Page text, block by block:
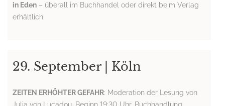
in Eden – überall im Buchhandel oder direkt beim Verlag
erhältlich.
29. September | Köln
ZEITEN ERHÖHTER GEFAHR: Moderation der Lesung von